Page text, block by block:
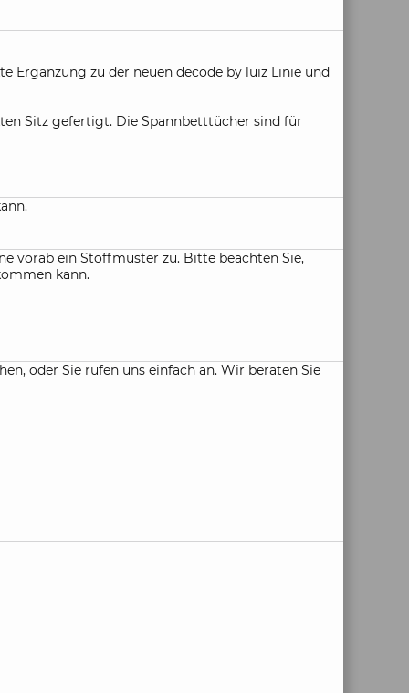
Ergänzung zu der neuen decode by luiz Linie und
Sitz gefertigt. Die Spannbetttücher sind für
vorab ein Stoffmuster zu. Bitte beachten Sie,
kann.
oder Sie rufen uns einfach an. Wir beraten Sie